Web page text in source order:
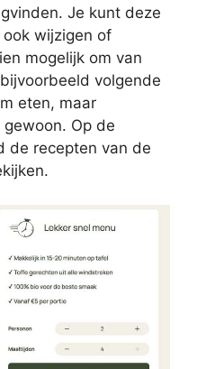
Je kunt deze
wijzigen of
mogelijk om van
volgende
eten, maar
Op de
de recepten van de